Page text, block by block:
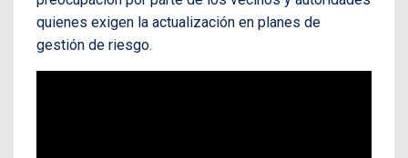
quienes exigen la actualización en planes de
gestión de riesgo.